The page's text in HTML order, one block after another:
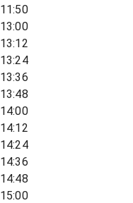
11:50
13:00
13:12
13:24
13:36
13:48
14:00
14:12
14:24
14:36
14:48
15:00